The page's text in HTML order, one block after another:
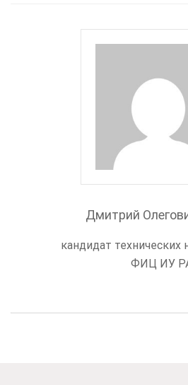
Дмитрий
кандидат технических
ФИЦ ИУ